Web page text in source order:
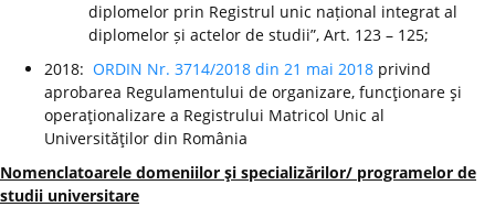
diplomelor prin Registrul unic național integrat al
diplomelor și actelor de studii”, Art. 123 – 125;
2018: ORDIN Nr. 3714/2018 din 21 mai 2018 privind
aprobarea Regulamentului de organizare, funcţionare şi
operaţionalizare a Registrului Matricol Unic al
Universităţilor din România
Nomenclatoarele domeniilor şi specializărilor/ programelor de
studii universitare